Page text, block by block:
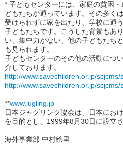
* 子どもセンターには、家庭の貧困
どもたちが通っています。その多く
受けられずに家を出たり、学校に通
子どもたちです。こうした背景もあ
い、集中力がない、他の子どもたち
も見られます。
子どもセンターのその他の活動につ
介しております。
http://www.savechildren.or.jp/scjcms/
http://www.savechildren.or.jp/
**www.jugling.jp
日本ジャグリング協会は、日本にお
を目的とし、1999年8月30日に設立さ
海外事業部 中村絵里